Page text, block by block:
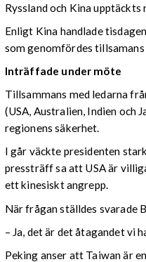
Ryssland och Kina upptäckts
Enligt Kina handlade
som genomfördes tillsamans
Inträffade under möte
Tillsammans med ledarna
(USA, Australien, Indien och
regionens säkerhet.
I går väckte presidenten
pressträff sa att USA är
ett kinesiskt angrepp.
När frågan ställdes svarade
– Ja, det är det åtagandet vi
Peking anser att Taiwan är